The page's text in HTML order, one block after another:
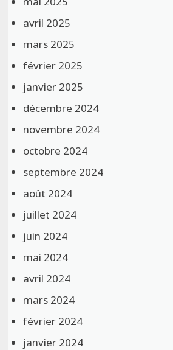
avril 2025
mars 2025
février 2025
janvier 2025
décembre 2024
novembre 2024
octobre 2024
septembre 2024
août 2024
juillet 2024
juin 2024
mai 2024
avril 2024
mars 2024
février 2024
janvier 2024